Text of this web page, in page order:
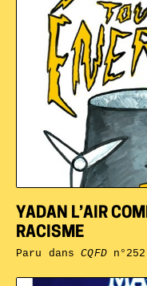
YADAN L’AIR
RACISME
Paru dansCQFD